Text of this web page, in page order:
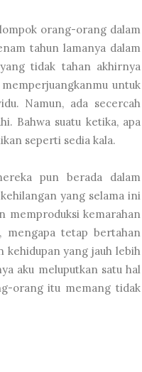
orang-orang dalam
tahun lamanya dalam
tidak tahan akhirnya
untuk
Namun, ada secercah
Bahwa suatu ketika, apa
seperti sedia kala.
pun berada dalam
yang selama ini
memproduksi kemarahan
mengapa tetap bertahan
kehidupan yang jauh lebih
aku meluputkan satu hal
orang itu memang tidak